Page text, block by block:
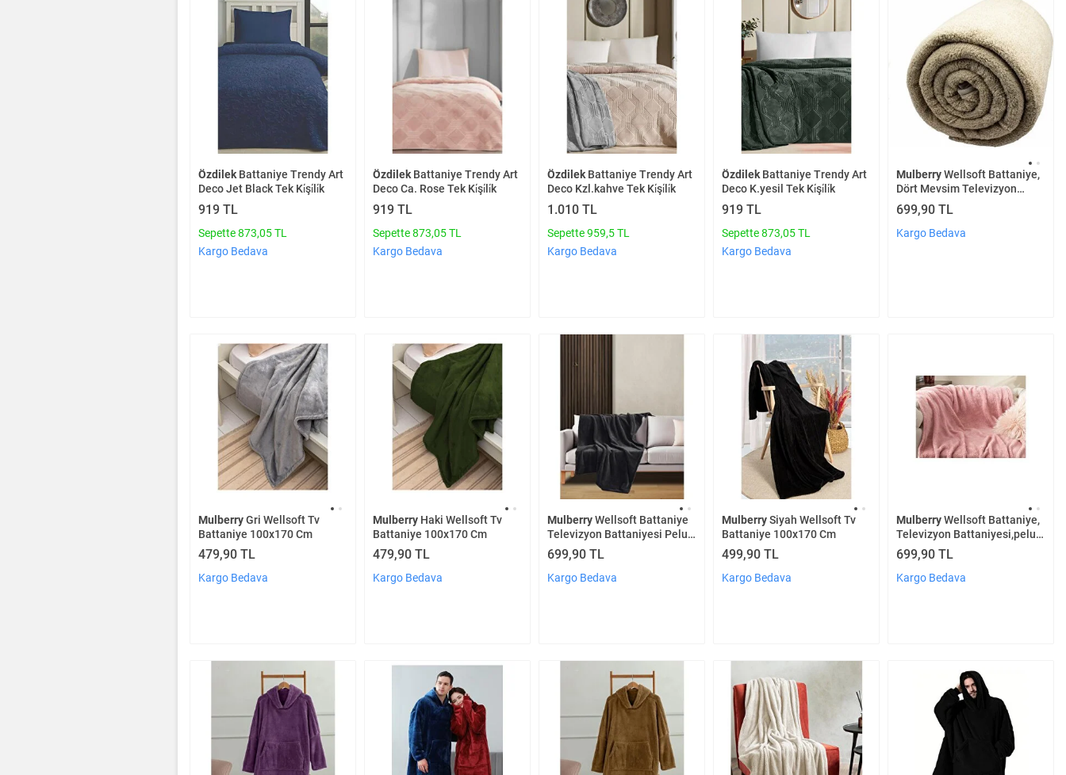
ÖzdilekBattaniye Trendy Art
Deco Jet Black Tek Ki̇şi̇li̇k
919 TL
Sepette 873,05 TL
Kargo Bedava
ÖzdilekBattaniye Trendy Art
Deco Ca. Rose Tek Ki̇şi̇li̇k
919 TL
Sepette 873,05 TL
Kargo Bedava
ÖzdilekBattaniye Trendy Art
Deco Kzl.kahve Tek Ki̇şi̇li̇k
1.010 TL
Sepette 959,5 TL
Kargo Bedava
ÖzdilekBattaniye Trendy Art
Deco K.yesil Tek Ki̇şi̇li̇k
919 TL
Sepette 873,05 TL
Kargo Bedava
MulberryWellsoft Battaniye,
Dört Mevsim Televizyon
Battaniyesi, Peluş, Polar
Battaniye, Tek Kişilik,
170*230
699,90 TL
Kargo Bedava
MulberryGri Wellsoft Tv
Battaniye 100x170 Cm
479,90 TL
Kargo Bedava
MulberryHaki Wellsoft Tv
Battaniye 100x170 Cm
479,90 TL
Kargo Bedava
MulberryWellsoft Battaniye
Televizyon Battaniyesi Peluş
Polar Battaniye Tek Kişilik
170*230 Siyah
699,90 TL
Kargo Bedava
MulberrySiyah Wellsoft Tv
Battaniye 100x170 Cm
499,90 TL
Kargo Bedava
MulberryWellsoft Battaniye,
Televizyon Battaniyesi,peluş,
Polar Battaniye,çift Kişilik
220*230 Gül Kurusu
699,90 TL
Kargo Bedava